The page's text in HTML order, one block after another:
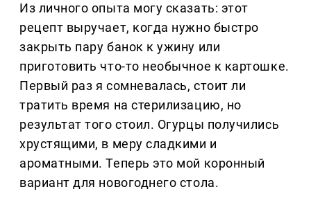
Из личного опыта могу сказать: этот
рецепт выручает, когда нужно быстро
закрыть пару банок к ужину или
приготовить что-то необычное к картошке.
Первый раз я сомневалась, стоит ли
тратить время на стерилизацию, но
результат того стоил. Огурцы получились
хрустящими, в меру сладкими и
ароматными. Теперь это мой коронный
вариант для новогоднего стола.